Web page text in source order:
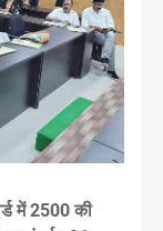
में 2500 की